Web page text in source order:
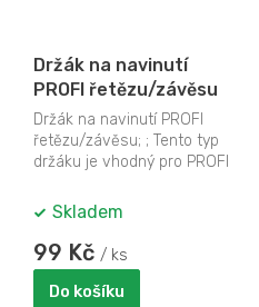
Držák na navinutí
PROFI řetězu/závěsu
Držák na navinutí PROFI
řetězu/závěsu; ; Tento typ
držáku je vhodný pro PROFI
Skladem
99 Kč / ks
Do košíku